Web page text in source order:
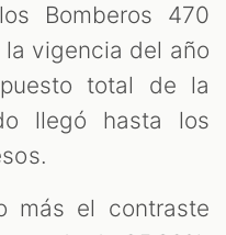
Bomberos 470
vigencia del año
total de la
llegó hasta los
más el contraste